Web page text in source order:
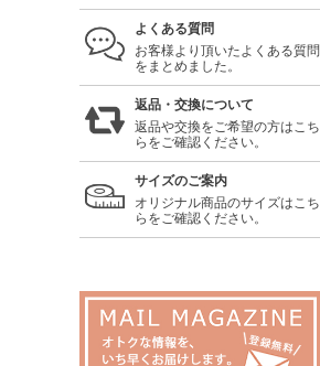
よくある質問
お客様より頂いたよくある質問
をまとめました。
返品・交換について
返品や交換をご希望の方はこち
らをご確認ください。
サイズのご案内
オリジナル商品のサイズはこち
らをご確認ください。